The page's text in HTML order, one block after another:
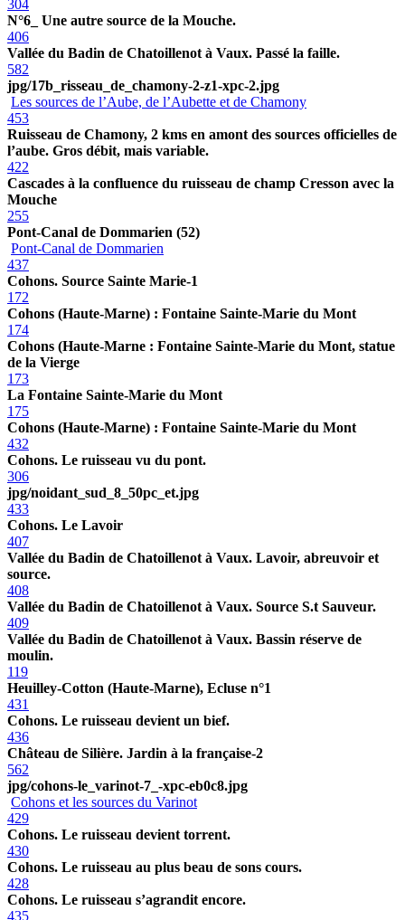
304
N°6_ Une autre source de la Mouche.
406
Vallée du Badin de Chatoillenot à Vaux. Passé la faille.
582
jpg/17b_risseau_de_chamony-2-z1-xpc-2.jpg
Les sources de l’Aube, de l’Aubette et de Chamony
453
Ruisseau de Chamony, 2 kms en amont des sources officielles de
l’aube. Gros débit, mais variable.
422
Cascades à la confluence du ruisseau de champ Cresson avec la
Mouche
255
Pont-Canal de Dommarien (52)
Pont-Canal de Dommarien
437
Cohons. Source Sainte Marie-1
172
Cohons (Haute-Marne) : Fontaine Sainte-Marie du Mont
174
Cohons (Haute-Marne : Fontaine Sainte-Marie du Mont, statue
de la Vierge
173
La Fontaine Sainte-Marie du Mont
175
Cohons (Haute-Marne) : Fontaine Sainte-Marie du Mont
432
Cohons. Le ruisseau vu du pont.
306
jpg/noidant_sud_8_50pc_et.jpg
433
Cohons. Le Lavoir
407
Vallée du Badin de Chatoillenot à Vaux. Lavoir, abreuvoir et
source.
408
Vallée du Badin de Chatoillenot à Vaux. Source S.t Sauveur.
409
Vallée du Badin de Chatoillenot à Vaux. Bassin réserve de
moulin.
119
Heuilley-Cotton (Haute-Marne), Ecluse n°1
431
Cohons. Le ruisseau devient un bief.
436
Château de Silière. Jardin à la française-2
562
jpg/cohons-le_varinot-7_-xpc-eb0c8.jpg
Cohons et les sources du Varinot
429
Cohons. Le ruisseau devient torrent.
430
Cohons. Le ruisseau au plus beau de sons cours.
428
Cohons. Le ruisseau s’agrandit encore.
435